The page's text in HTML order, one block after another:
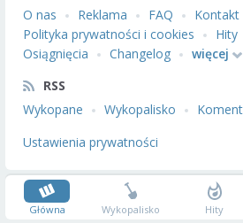
O nas
Reklama FAQ Kontakt
Polityka prywatności i cookies
Hity
Osiągnięcia
Changelog
więcej
RSS
Wykopane
Wykopalisko
Ustawienia prywatności
Główna Wykopalisko Hity